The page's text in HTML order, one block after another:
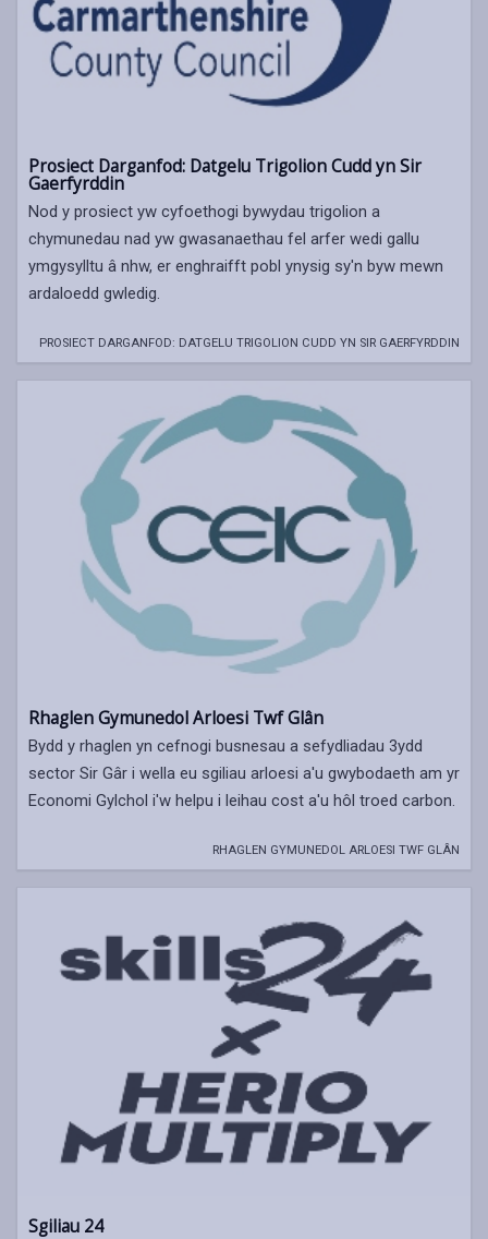
Prosiect Darganfod: Datgelu Trigolion Cudd yn Sir
Gaerfyrddin
Nod y prosiect yw cyfoethogi bywydau trigolion a
chymunedau nad yw gwasanaethau fel arfer wedi gallu
ymgysylltu â nhw, er enghraifft pobl ynysig sy'n byw mewn
ardaloedd gwledig.
PROSIECT DARGANFOD: DATGELU TRIGOLION CUDD YN SIR GAERFYRDDIN
Rhaglen Gymunedol Arloesi Twf Glân
Bydd y rhaglen yn cefnogi busnesau a sefydliadau 3ydd
sector Sir Gâr i wella eu sgiliau arloesi a'u gwybodaeth am yr
Economi Gylchol i'w helpu i leihau cost a'u hôl troed carbon.
RHAGLEN GYMUNEDOL ARLOESI TWF GLÂN
Sgiliau 24